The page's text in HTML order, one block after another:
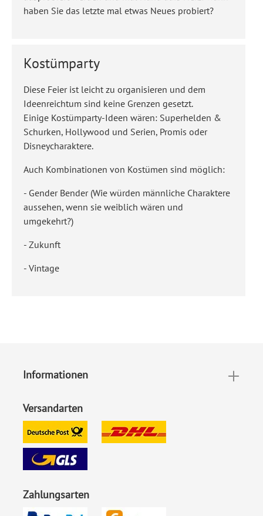
haben Sie das letzte mal etwas Neues probiert?
Kostümparty
Diese Feier ist leicht zu organisieren und dem
Ideenreichtum sind keine Grenzen gesetzt.
Einige Kostümparty-Ideen wären: Superhelden &
Schurken, Hollywood und Serien, Promis oder
Disneycharaktere.
Auch Kombinationen von Kostümen sind möglich:
- Gender Bender (Wie würden männliche Charaktere
aussehen, wenn sie weiblich wären und
umgekehrt?)
- Zukunft
- Vintage
Informationen
Versandarten
Zahlungsarten